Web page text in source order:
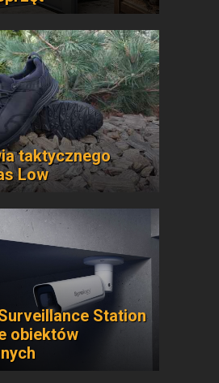
taktycznego
Low
Station
obiektów